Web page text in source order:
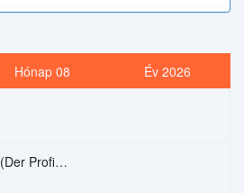
Hónap 08 Év 2026
Le-Professionnel (Der Profi) – Chi Mai